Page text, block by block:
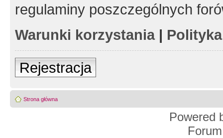
regulaminy poszczególnych
Warunki korzystania|
Rejestracja
Strona główna
Powered